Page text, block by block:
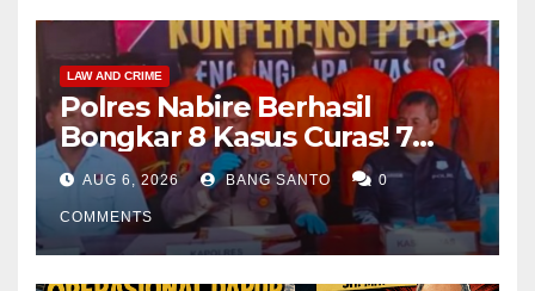
LAW AND CRIME
Polres Nabire Berhasil
Bongkar 8 Kasus Curas! 7
Pelaku Ditangkap, 62 Motor
Kembali Diamankan
AUG 6, 2026 BANG SANTO 0
COMMENTS